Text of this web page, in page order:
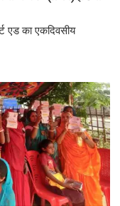
एड का एकदिवसीय